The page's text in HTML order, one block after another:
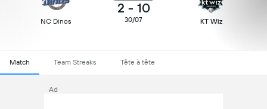
NC Dinos
2 - 10
30/07 KT Wiz
Match Team Streaks Tête à tête
Ad